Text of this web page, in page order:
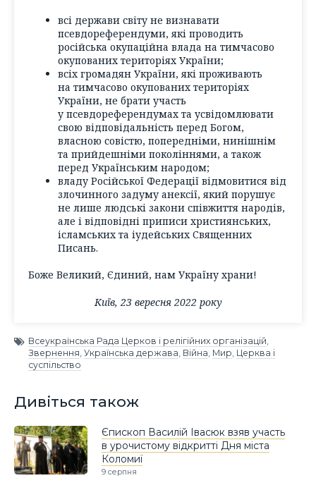
всі держави світу не визнавати
псевдореферендуми, які проводить
російська окупаційна влада на тимчасово
окупованих територіях України;
всіх громадян України, які проживають
на тимчасово окупованих територіях
України, не брати участь
у псевдореферендумах та усвідомлювати
свою відповідальність перед Богом,
власною совістю, попередніми, нинішнім
та прийдешніми поколіннями, а також
перед Українським народом;
владу Російської Федерації відмовитися від
злочинного задуму анексії, який порушує
не лише людські закони співжиття народів,
але і відповідні приписи християнських,
ісламських та іудейських Священних
Писань.
Боже Великий, Єдиний, нам Україну храни!
Київ, 23 вересня 2022 року
Всеукраїнська Рада Церков і релігійних організацій
Звернення Українська держава Війна Мир Церква і
суспільство
Дивіться також
Єпископ Василій Івасюк взяв участь
в урочистому відкритті Дня міста
Коломиї
9 серпня